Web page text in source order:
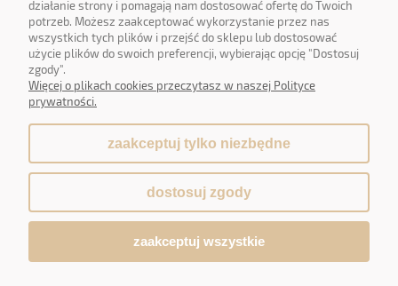
POMOC
MOJE KONTO
Sklep internetowy Shoper.pl
działanie strony i pomagają nam dostosować ofertę do Twoich
potrzeb. Możesz zaakceptować wykorzystanie przez nas
wszystkich tych plików i przejść do sklepu lub dostosować
użycie plików do swoich preferencji, wybierając opcję "Dostosuj
zgody".
Więcej o plikach cookies przeczytasz w naszej Polityce
prywatności.
zaakceptuj tylko niezbędne
dostosuj zgody
zaakceptuj wszystkie